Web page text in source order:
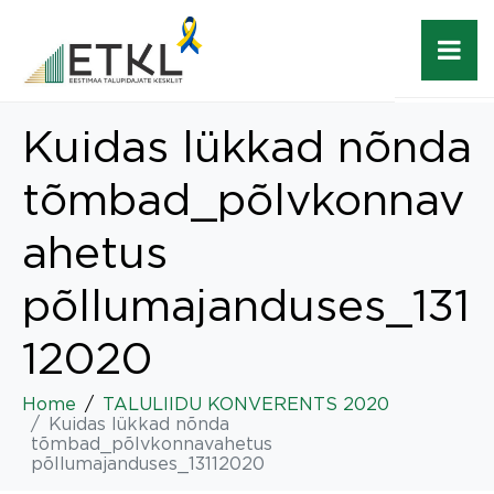
Kuidas lükkad nõnda
tõmbad_põlvkonnav
ahetus
põllumajanduses_131
12020
Home
TALULIIDU KONVERENTS 2020
Kuidas lükkad nõnda
tõmbad_põlvkonnavahetus
põllumajanduses_13112020